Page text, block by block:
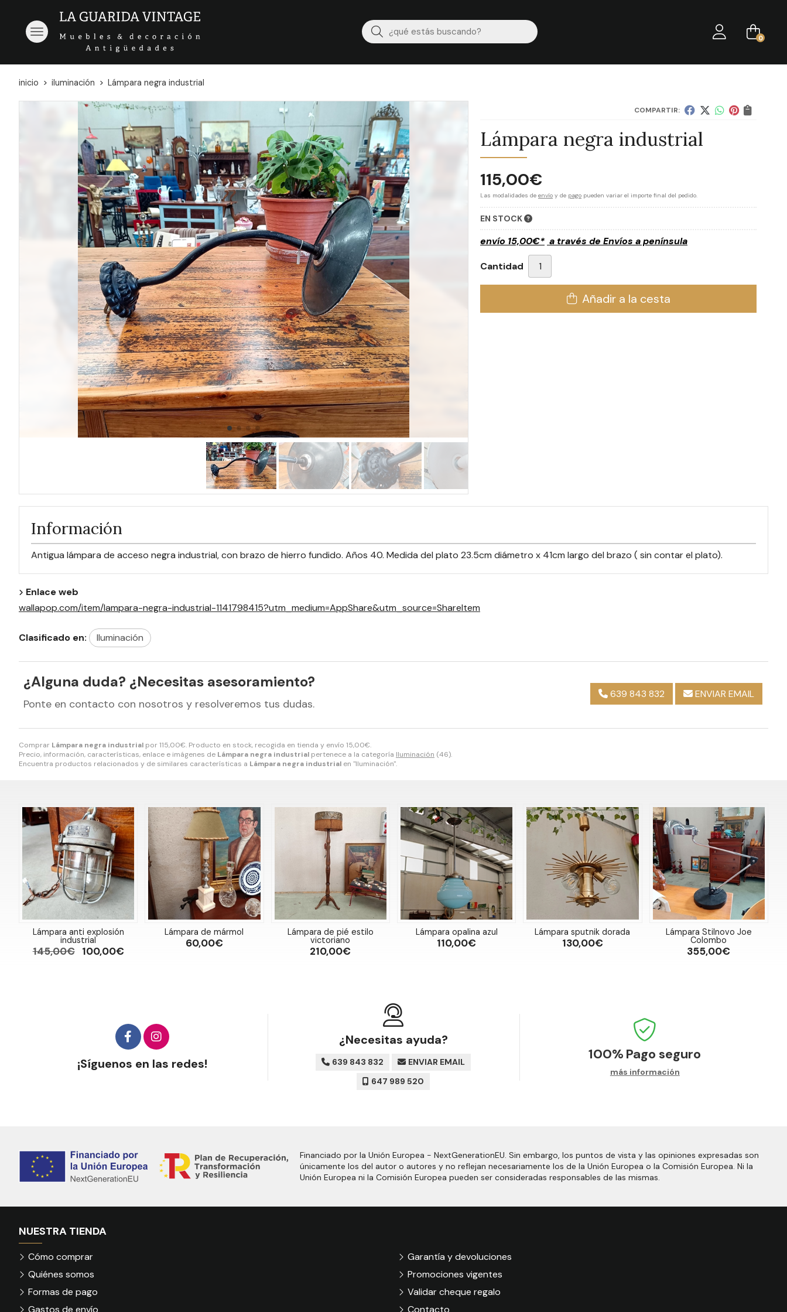
Buscar 0
inicio iluminación Lámpara negra industrial
COMPARTIR:
Lámpara negra industrial
115,00€
Las modalidades de envío y de pago pueden variar el importe final del pedido.
EN STOCK
envío 15,00€* a través de Envíos a península
Cantidad
Añadir a la cesta
Comprar Lámpara negra industrial por115,00€. Producto en stock, recogida en tienda y envío 15,00€.
Precio, información, características, enlace e imágenes de Lámpara negra industrial pertenece a la categoría Iluminación (46).
Encuentra productos relacionados y de similares características a Lámpara negra industrial en "Iluminación".
Información
Antigua lámpara de acceso negra industrial, con brazo de hierro fundido. Años 40. Medida del plato 23.5cm diámetro x 41cm largo del brazo ( sin contar el plato).
Enlace web
wallapop.com/item/lampara-negra-industrial-1141798415?utm_medium=AppShare&utm_source=ShareItem
Clasificado en: Iluminación
¿Alguna duda? ¿Necesitas asesoramiento?
Ponte en contacto con nosotros y resolveremos tus dudas.
639 843 832 ENVIAR EMAIL
Lámpara anti explosión
industrial
145,00€ 100,00€
Lámpara de mármol
60,00€
Lámpara de pié estilo
victoriano
210,00€
Lámpara opalina azul
110,00€
Lámpara sputnik dorada
130,00€
Lámpara Stilnovo Joe
Colombo
355,00€
¡Síguenos en las redes!
¿Necesitas ayuda?
639 843 832
ENVIAR EMAIL
647 989 520
100% Pago seguro
más información
Financiado por la Unión Europea - NextGenerationEU. Sin embargo, los puntos de vista y las opiniones expresadas son
únicamente los del autor o autores y no reflejan necesariamente los de la Unión Europea o la Comisión Europea. Ni la
Unión Europea ni la Comisión Europea pueden ser consideradas responsables de las mismas.
NUESTRA TIENDA
Cómo comprar
Quiénes somos
Formas de pago
Gastos de envío
Garantía y devoluciones
Promociones vigentes
Validar cheque regalo
Contacto